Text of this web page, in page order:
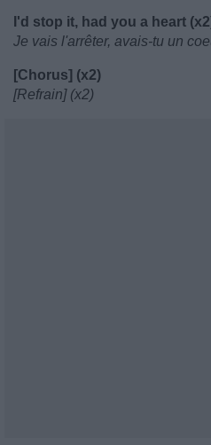
I'd stop it, had you a heart
Je vais l'arrêter, avais-tu un
[Chorus] (x2)
[Refrain] (x2)